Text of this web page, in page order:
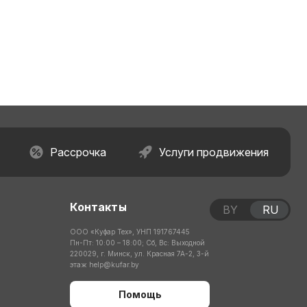
Рассрочка Услуги продвижения
Контакты
ООО «Куфар Тех», УНП 191767445
Пн-Пт: 10:00 – 18:00; Сб, Вс: Выходной
220029, г. Минск, ул. Красная 7А-2, 3-й
этаж help@kufar.by
Помощь
BY RU